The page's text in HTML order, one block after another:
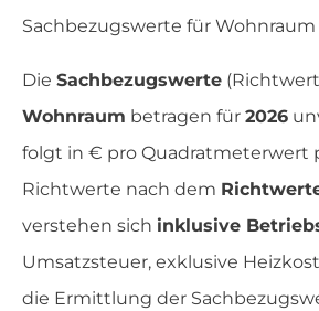
Sachbezugswerte für Wohnraum
Die Sachbezugswerte
Wohnraum betragen für 2026
folgt in € pro Quadratmeterwert
Richtwerte nach dem
verstehen sich inklusive
Umsatzsteuer, exklusive
die Ermittlung der